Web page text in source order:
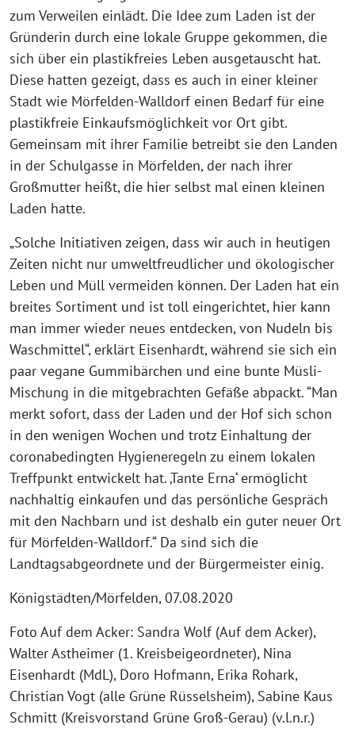
zum Verweilen einlädt. Die Idee zum Laden ist der
Gründerin durch eine lokale Gruppe gekommen, die
sich über ein plastikfreies Leben ausgetauscht hat.
Diese hatten gezeigt, dass es auch in einer kleiner
Stadt wie Mörfelden-Walldorf einen Bedarf für eine
plastikfreie Einkaufsmöglichkeit vor Ort gibt.
Gemeinsam mit ihrer Familie betreibt sie den Landen
in der Schulgasse in Mörfelden, der nach ihrer
Großmutter heißt, die hier selbst mal einen kleinen
Laden hatte.
„Solche Initiativen zeigen, dass wir auch in heutigen
Zeiten nicht nur umweltfreudlicher und ökologischer
Leben und Müll vermeiden können. Der Laden hat ein
breites Sortiment und ist toll eingerichtet, hier kann
man immer wieder neues entdecken, von Nudeln bis
Waschmittel“, erklärt Eisenhardt, während sie sich ein
paar vegane Gummibärchen und eine bunte Müsli-
Mischung in die mitgebrachten Gefäße abpackt. “Man
merkt sofort, dass der Laden und der Hof sich schon
in den wenigen Wochen und trotz Einhaltung der
coronabedingten Hygieneregeln zu einem lokalen
Treffpunkt entwickelt hat. ‚Tante Erna‘ ermöglicht
nachhaltig einkaufen und das persönliche Gespräch
mit den Nachbarn und ist deshalb ein guter neuer Ort
für Mörfelden-Walldorf.“ Da sind sich die
Landtagsabgeordnete und der Bürgermeister einig.
Königstädten/Mörfelden, 07.08.2020
Foto Auf dem Acker: Sandra Wolf (Auf dem Acker),
Walter Astheimer (1. Kreisbeigeordneter), Nina
Eisenhardt (MdL), Doro Hofmann, Erika Rohark,
Christian Vogt (alle Grüne Rüsselsheim), Sabine Kaus
Schmitt (Kreisvorstand Grüne Groß-Gerau) (v.l.n.r.)